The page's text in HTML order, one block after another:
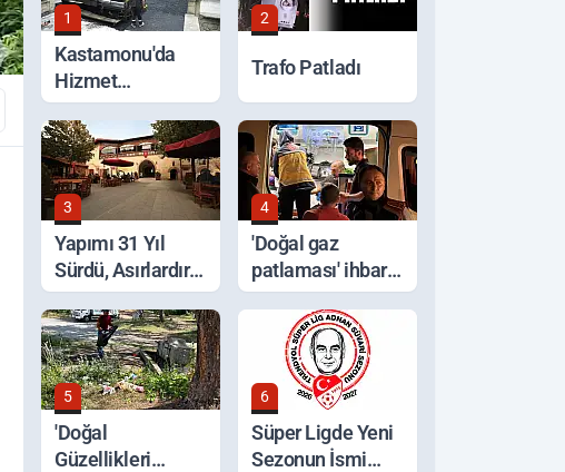
1
Kastamonu'da
Hizmet
Seferberliği
2
Trafo Patladı
3
Yapımı 31 Yıl
Sürdü, Asırlardır
Ayakta
4
'Doğal gaz
patlaması' ihbarı,
ocakta unutulan
yemek çıktı
5
'Doğal
Güzellikleri
6
Süper Ligde Yeni
Sezonun İsmi